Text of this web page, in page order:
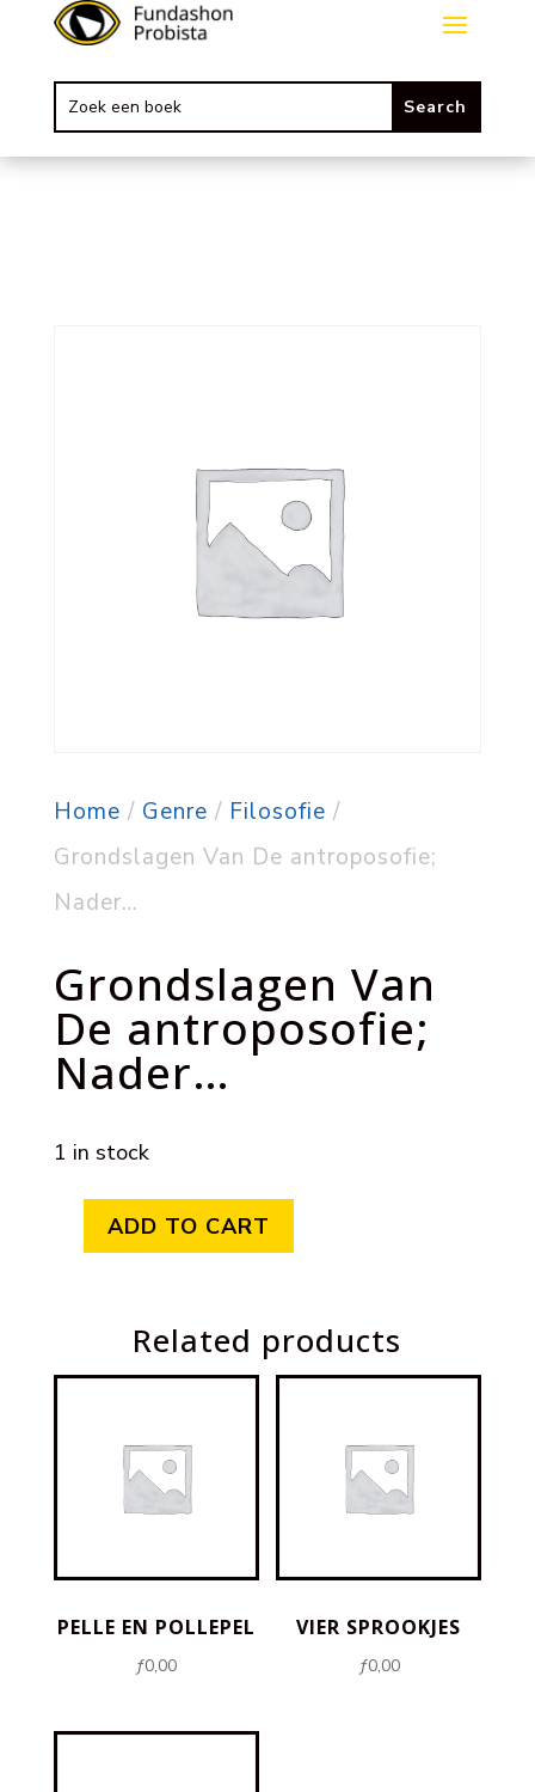
Home / Genre / Filosofie /
Grondslagen Van De antroposofie;
Nader…
Grondslagen Van
De antroposofie;
Nader…
1 in stock
Grondslagen
antroposofie;
quantity
ADD TO CART
Related products
PELLE EN POLLEPEL
ƒ0,00
VIER SPROOKJES
ƒ0,00